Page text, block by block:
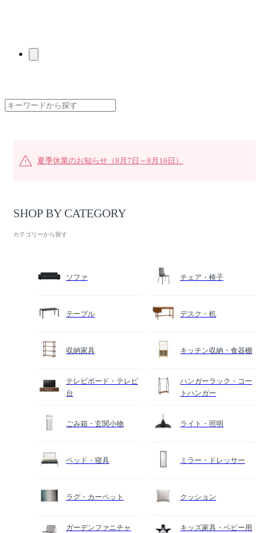
夏季休業のお知らせ（8月7日～8月16日）
SHOP BY CATEGORY
カテゴリーから探す
ソファ チェア・椅子
テーブル デスク・机
収納家具 キッチン収納・食器棚
テレビボード・テレビ
台
ハンガーラック・コー
トハンガー
ごみ箱・玄関小物 ライト・照明
ベッド・寝具 ミラー・ドレッサー
ラグ・カーペット クッション
ガーデンファニチャ
キッズ家具・ベビー用